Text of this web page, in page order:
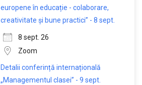
europene în educație - colaborare,
creativitate și bune practici” - 8 sept.
8 sept. 26
Zoom
Detalii conferință internațională
„Managementul clasei” - 9 sept.